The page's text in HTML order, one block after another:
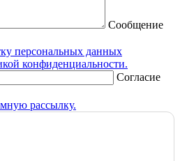
Сообщение
персональных данных
конфиденциальности.
Согласие
рассылку.